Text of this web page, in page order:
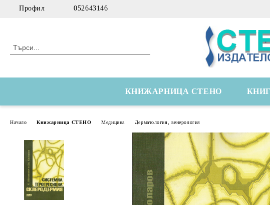
Профил 052643146
КНИЖАРНИЦА СТЕНО
Начало Книжарница СТЕНО Медицина Дерматология, венерология